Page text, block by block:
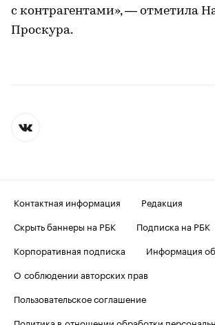
с контрагентами», — отметила
Проскура.
Контактная информация
Редакция
Скрыть баннеры на РБК
Подписка на РБК
Корпоративная подписка
Информация
О соблюдении авторских прав
Пользовательское соглашение